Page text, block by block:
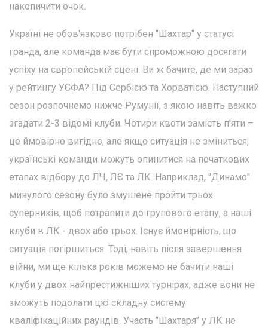
накопичити очок.
Україні не обов'язково потрібен "Шахтар" у статусі
гранда, але команда має бути спроможною досягати
успіху на європейській сцені. Ви ж бачите, де ми зараз
у рейтингу УЄФА? Під Сербією та Хорватією. Наступний
сезон розпочнемо нижче Румунії, з якою навіть важко
згадати 2-3 відомі клуби. Чотири квоти замість п'яти –
це ймовірно вигідно, але якщо ситуація не зміниться,
українські команди можуть опинитися на початкових
етапах відбору до ЛЧ, ЛЄ та ЛК. Наприклад, "Динамо"
минулого сезону було змушене пройти трьох
суперників, щоб потрапити до групового етапу, а наші
клуби в ЛК - двох або трьох. Існує ймовірність, що
ситуація погіршиться. Тоді, навіть після завершення
війни, ми ще кілька років можемо не бачити наші
клуби у двох найпрестижніших турнірах, адже вони не
зможуть подолати цю складну систему
кваліфікаційних раундів. Участь "Шахтаря" у ЛК не